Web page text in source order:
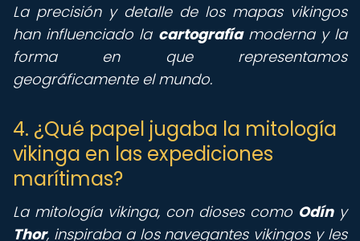
La precisión y detalle de los mapas vikingos
han influenciado la cartografíamoderna y la
forma en que representamos
geográficamente el mundo.
4. ¿Qué papel jugaba la mitología
vikinga en las expediciones
marítimas?
La mitología vikinga, con dioses como Odíny
Thor, inspiraba a los navegantes vikingos y les